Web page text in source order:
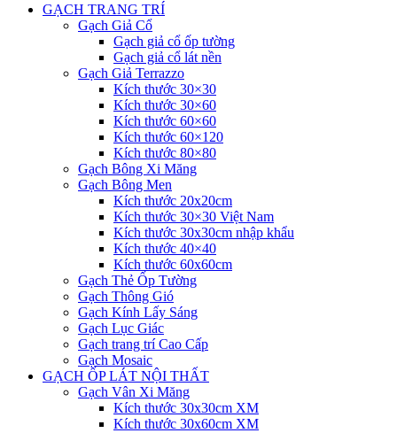
GẠCH TRANG TRÍ
Gạch Giả Cổ
Gạch giả cổ ốp tường
Gạch giả cổ lát nền
Gạch Giả Terrazzo
Kích thước 30×30
Kích thước 30×60
Kích thước 60×60
Kích thước 60×120
Kích thước 80×80
Gạch Bông Xi Măng
Gạch Bông Men
Kích thước 20x20cm
Kích thước 30×30 Việt Nam
Kích thước 30x30cm nhập khẩu
Kích thước 40×40
Kích thước 60x60cm
Gạch Thẻ Ốp Tường
Gạch Thông Gió
Gạch Kính Lấy Sáng
Gạch Lục Giác
Gạch trang trí Cao Cấp
Gạch Mosaic
GẠCH ỐP LÁT NỘI THẤT
Gạch Vân Xi Măng
Kích thước 30x30cm XM
Kích thước 30x60cm XM